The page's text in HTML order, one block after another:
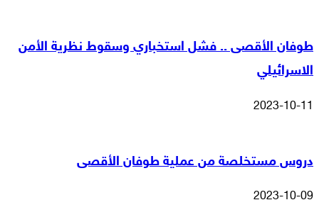
طوفان الأقصى .. فشل استخباري وسقوط نظرية الأمن
الاسرائيلي
2023-10-11
دروس مستخلصة من عملية طوفان الأقصى
2023-10-09